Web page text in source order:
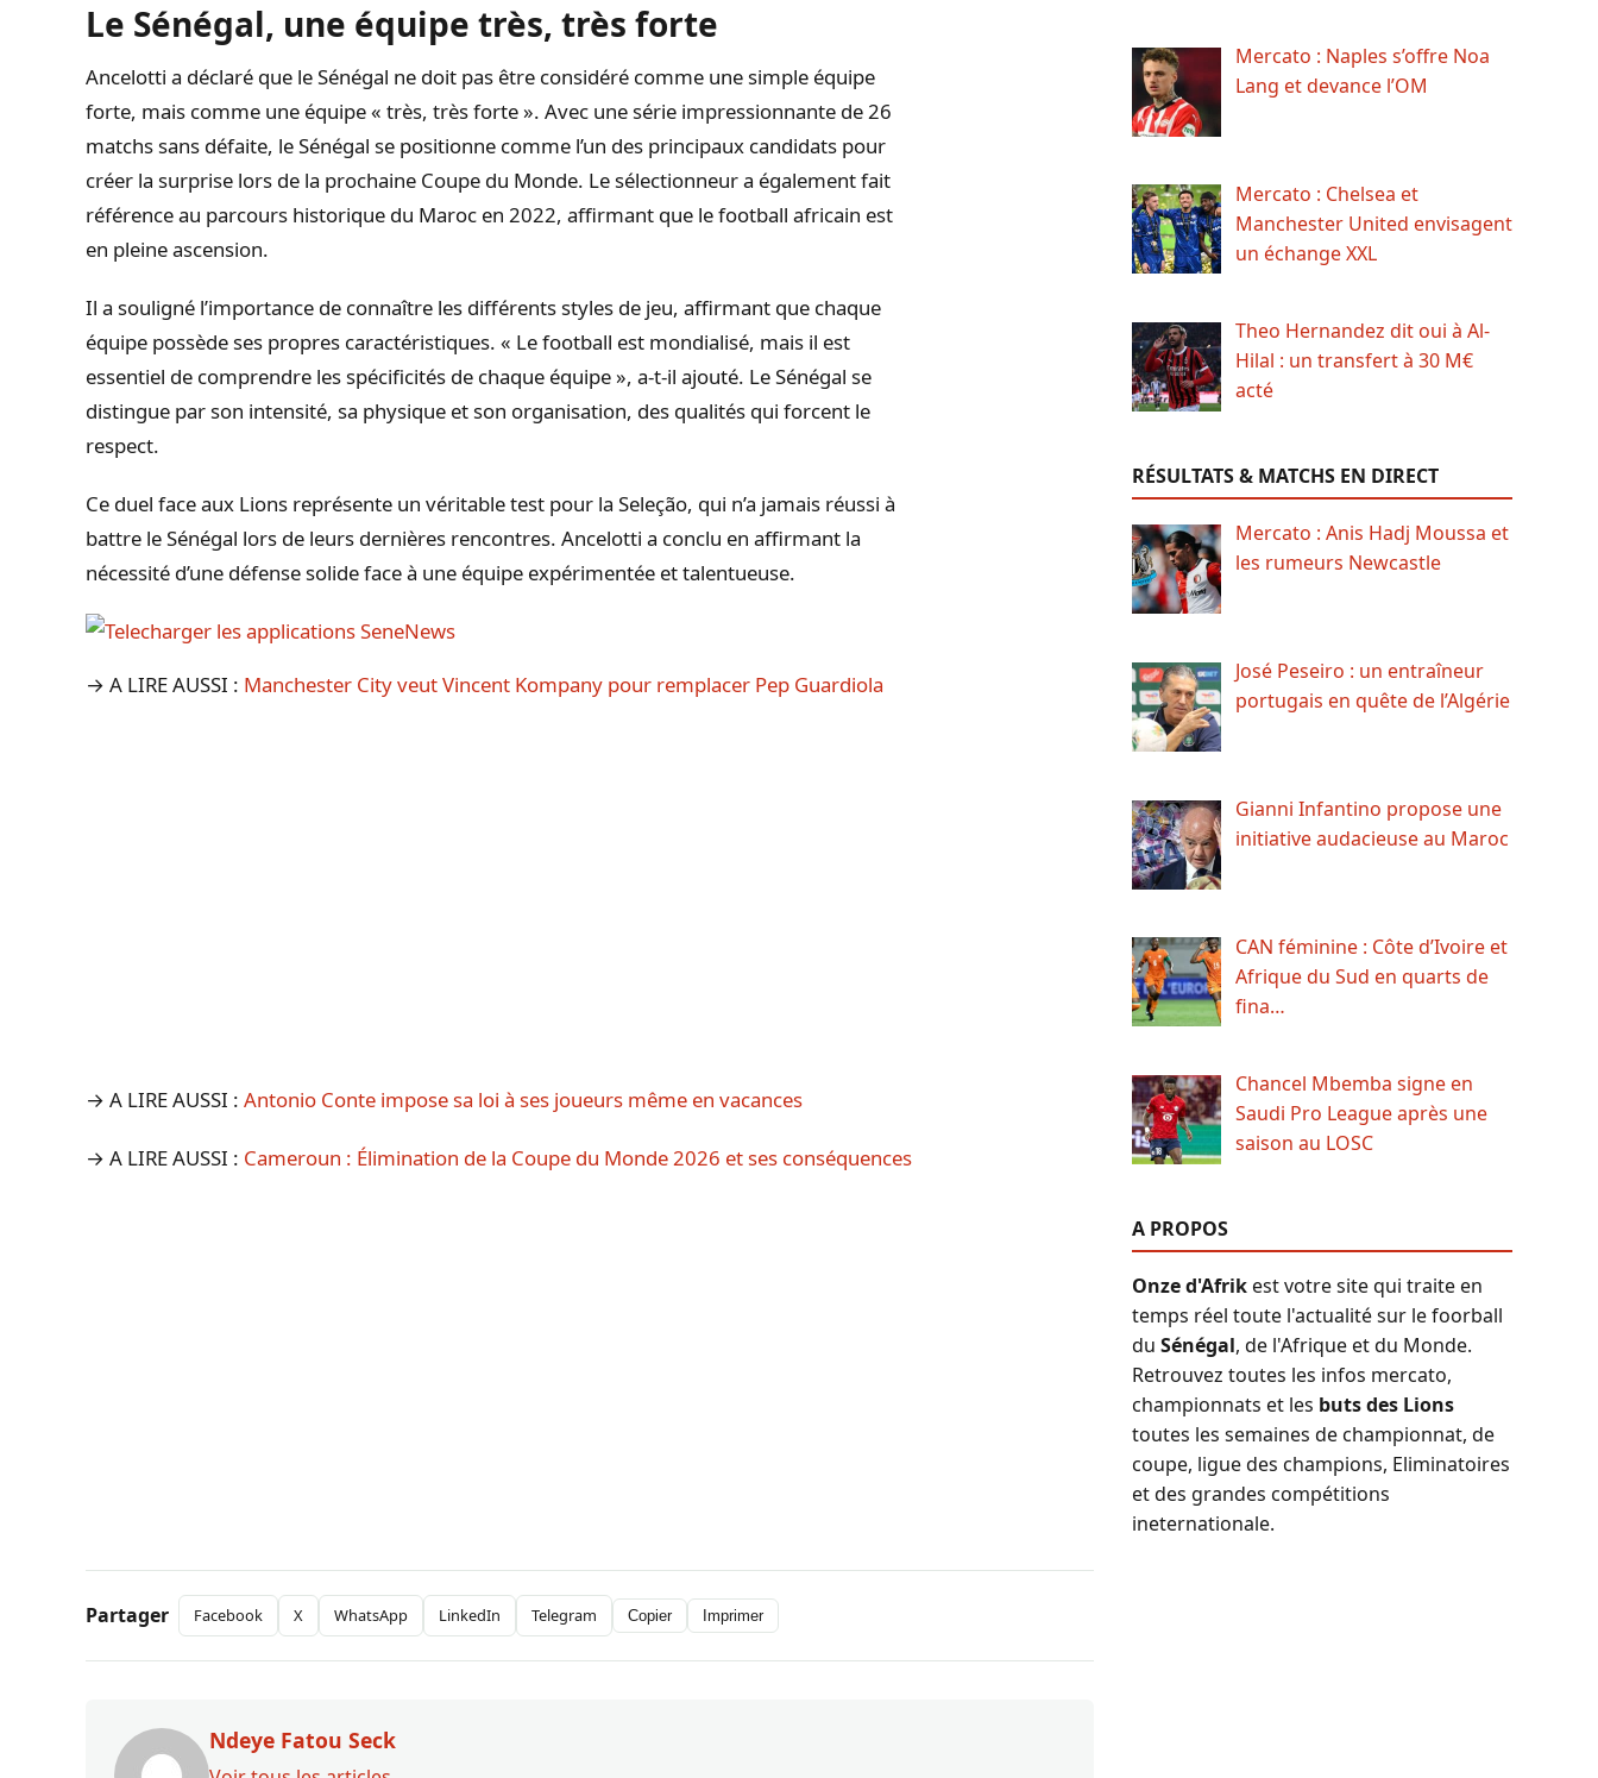
Le Sénégal, une équipe très, très forte
Ancelotti a déclaré que le Sénégal ne doit pas être considéré comme une simple équipe
forte, mais comme une équipe « très, très forte ». Avec une série impressionnante de 26
matchs sans défaite, le Sénégal se positionne comme l’un des principaux candidats pour
créer la surprise lors de la prochaine Coupe du Monde. Le sélectionneur a également fait
référence au parcours historique du Maroc en 2022, affirmant que le football africain est
en pleine ascension.
Il a souligné l’importance de connaître les différents styles de jeu, affirmant que chaque
équipe possède ses propres caractéristiques. « Le football est mondialisé, mais il est
essentiel de comprendre les spécificités de chaque équipe », a-t-il ajouté. Le Sénégal se
distingue par son intensité, sa physique et son organisation, des qualités qui forcent le
respect.
Ce duel face aux Lions représente un véritable test pour la Seleção, qui n’a jamais réussi à
battre le Sénégal lors de leurs dernières rencontres. Ancelotti a conclu en affirmant la
nécessité d’une défense solide face à une équipe expérimentée et talentueuse.
→ A LIRE AUSSI : Manchester City veut Vincent Kompany pour remplacer Pep Guardiola
→ A LIRE AUSSI : Antonio Conte impose sa loi à ses joueurs même en vacances
→ A LIRE AUSSI : Cameroun : Élimination de la Coupe du Monde 2026 et ses conséquences
Partager Facebook X WhatsApp LinkedIn Telegram Copier Imprimer
Ndeye Fatou Seck
Mercato : Naples s’offre Noa
Lang et devance l’OM
Mercato : Chelsea et
Manchester United envisagent
un échange XXL
Theo Hernandez dit oui à Al-
Hilal : un transfert à 30 M€
acté
RÉSULTATS & MATCHS EN DIRECT
Mercato : Anis Hadj Moussa et
les rumeurs Newcastle
José Peseiro : un entraîneur
portugais en quête de l’Algérie
Gianni Infantino propose une
initiative audacieuse au Maroc
CAN féminine : Côte d’Ivoire et
Afrique du Sud en quarts de
fina…
Chancel Mbemba signe en
Saudi Pro League après une
saison au LOSC
A PROPOS
Onze d'Afrikest votre site qui traite en
temps réel toute l'actualité sur le foorball
du Sénégal, de l'Afrique et du Monde.
Retrouvez toutes les infos mercato,
championnats et les buts des Lions
toutes les semaines de championnat, de
coupe, ligue des champions, Eliminatoires
et des grandes compétitions
ineternationale.